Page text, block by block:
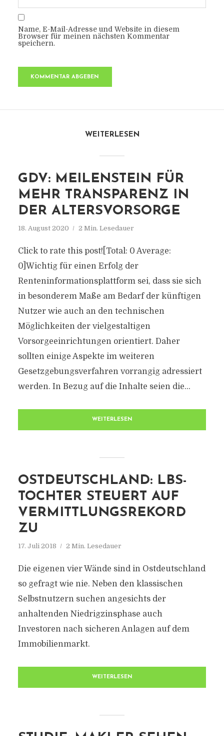
Name, E-Mail-Adresse und Website in diesem
Browser für meinen nächsten Kommentar
speichern.
WEITERLESEN
GDV: MEILENSTEIN FÜR
MEHR TRANSPARENZ IN
DER ALTERSVORSORGE
18. August 2020 2 Min. Lesedauer
Click to rate this post![Total: 0 Average:
0]Wichtig für einen Erfolg der
Renteninformationsplattform sei, dass sie sich
in besonderem Maße am Bedarf der künftigen
Nutzer wie auch an den technischen
Möglichkeiten der vielgestaltigen
Vorsorgeeinrichtungen orientiert. Daher
sollten einige Aspekte im weiteren
Gesetzgebungsverfahren vorrangig adressiert
werden. In Bezug auf die Inhalte seien die...
WEITERLESEN
OSTDEUTSCHLAND: LBS-
TOCHTER STEUERT AUF
VERMITTLUNGSREKORD
ZU
17. Juli 2018 2 Min. Lesedauer
Die eigenen vier Wände sind in Ostdeutschland
so gefragt wie nie. Neben den klassischen
Selbstnutzern suchen angesichts der
anhaltenden Niedrigzinsphase auch
Investoren nach sicheren Anlagen auf dem
Immobilienmarkt.
WEITERLESEN